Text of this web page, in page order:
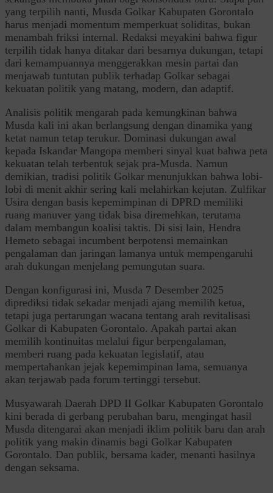
yang terpilih nanti, Musda Golkar Kabupaten Gorontalo
harus menjadi momentum memperkuat soliditas, bukan
menambah friksi internal. Redaksi meyakini bahwa figur
terpilih tidak hanya ditakar dari besarnya dukungan, tetapi
dari kemampuannya menggerakkan mesin partai dan
menjawab tuntutan publik terhadap Golkar sebagai
kekuatan politik yang matang, modern, dan adaptif.
Analisis politik mengarah pada kemungkinan bahwa
Musda kali ini akan berlangsung dengan dinamika yang
ketat namun tetap terukur. Dominasi dukungan awal
kepada Iskandar Mangopa memberi sinyal kuat bahwa peta
kekuatan telah terbentuk sejak pra-Musda. Namun
demikian, tradisi politik Golkar menunjukkan bahwa lobi-
lobi di menit akhir sering kali melahirkan kejutan. Zulfikar
Usira dengan basis kepemimpinan di DPRD memiliki
ruang manuver yang tidak bisa diremehkan, terutama
dalam membangun koalisi taktis. Di sisi lain, Hendra
Hemeto sebagai incumbent berpotensi memainkan
pengalaman dan jaringan lamanya untuk mempengaruhi
arah dukungan menjelang pemungutan suara.
Dengan konfigurasi ini, Musda 7 Desember 2025
diprediksi tidak sekadar menjadi ajang memilih ketua,
tetapi juga pertarungan wacana tentang arah revitalisasi
Golkar di Kabupaten Gorontalo. Apakah partai akan
memilih kontinuitas melalui figur berpengalaman,
memberi ruang pada kekuatan legislatif, atau
mempertahankan jejak kepemimpinan lama, semuanya
akan terjawab pada forum tertinggi tersebut.
Musyawarah Daerah DPD II Golkar Kabupaten Gorontalo
kini berada di gerbang perubahan baru, mengingat hasil
Musda ditengarai akan menjadi iklim politik baru dan arah
politik yang makin dinamis bagi Golkar Kabupaten
Gorontalo. Dan publik, bersama kader, menanti hasilnya
dengan seksama.